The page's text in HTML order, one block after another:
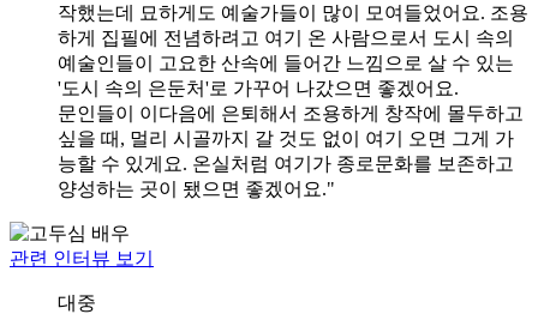
작했는데 묘하게도 예술가들이 많이 모여들었어요. 조용
하게 집필에 전념하려고 여기 온 사람으로서 도시 속의
예술인들이 고요한 산속에 들어간 느낌으로 살 수 있는
'도시 속의 은둔처'로 가꾸어 나갔으면 좋겠어요.
문인들이 이다음에 은퇴해서 조용하게 창작에 몰두하고
싶을 때, 멀리 시골까지 갈 것도 없이 여기 오면 그게 가
능할 수 있게요. 온실처럼 여기가 종로문화를 보존하고
양성하는 곳이 됐으면 좋겠어요."
관련 인터뷰 보기
대중